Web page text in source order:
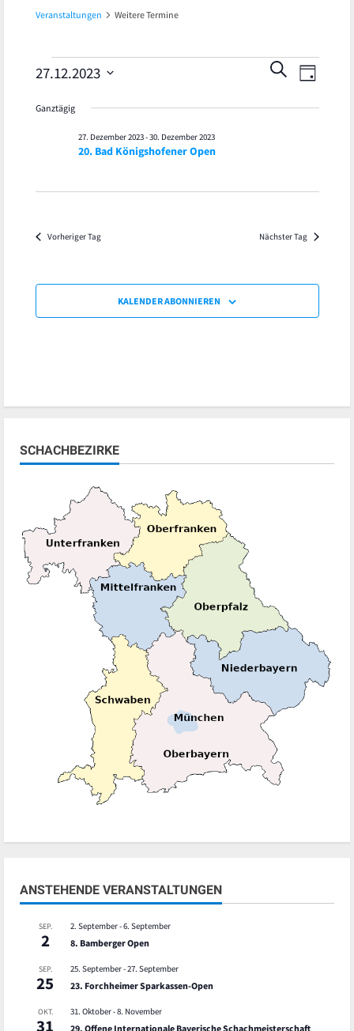
Veranstaltungen Weitere Termine
Veranstaltungen
für
Suche
SUCHE
TAG
27.12.2023
wählen.
Ganztägig
20. Bad Königshofener Open
27. Dezember 2023-30. Dezember 2023
Vorheriger Tag Nächster Tag
KALENDER ABONNIEREN
SCHACHBEZIRKE
ANSTEHENDE VERANSTALTUNGEN
SEP.
2
2. September-6. September
8. Bamberger Open
SEP.
25
25. September-27. September
23. Forchheimer Sparkassen-Open
OKT.
31
31. Oktober-8. November
29. Offene Internationale Bayerische Schachmeisterschaft